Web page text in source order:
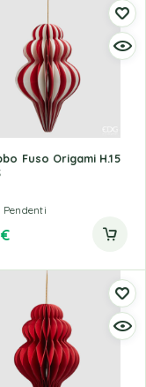
Fuso Origami H.15
Pendenti
€